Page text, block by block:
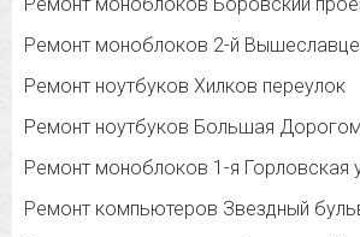
Ремонт моноблоков 2-й
Ремонт ноутбуков Хилков переулок
Ремонт ноутбуков Большая
Ремонт моноблоков 1-я Горловская
Ремонт компьютеров Звездный